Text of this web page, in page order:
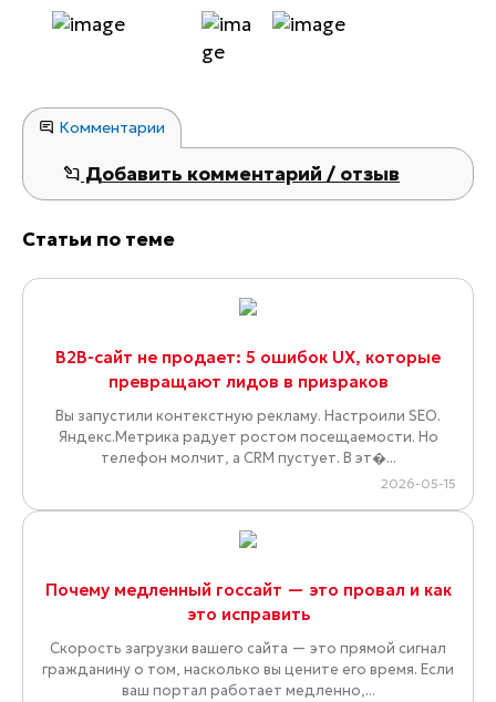
Комментарии
Добавить комментарий / отзыв
Статьи по теме
B2B-сайт не продает: 5 ошибок UX, которые
превращают лидов в призраков
Вы запустили контекстную рекламу. Настроили SEO.
Яндекс.Метрика радует ростом посещаемости. Но
телефон молчит, а CRM пустует. В эт�...
2026-05-15
Почему медленный госсайт — это провал и как
это исправить
Скорость загрузки вашего сайта — это прямой сигнал
гражданину о том, насколько вы цените его время. Если
ваш портал работает медленно,...